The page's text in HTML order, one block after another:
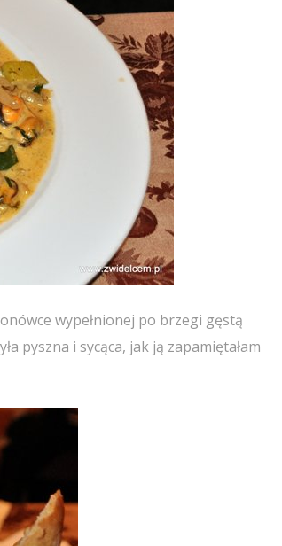
wypełnionej po brzegi gęstą
pyszna i sycąca, jak ją zapamiętałam